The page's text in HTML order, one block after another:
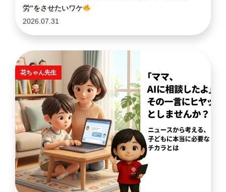
労”をさせたいワケ
2026.07.31
花ちゃん先生